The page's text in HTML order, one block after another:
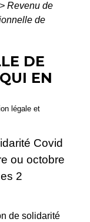
> Revenu de
de
DE
EN
légale et
Covid
ou octobre
2
de solidarité